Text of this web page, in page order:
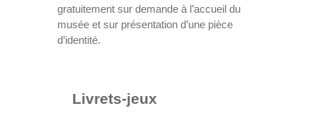
gratuitement sur demande à l’accueil du
musée et sur présentation d’une pièce
d’identité.
Livrets-jeux